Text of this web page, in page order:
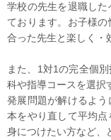
学校の先生を退職し
ております。お子様
合った先生と楽しく・
また、1対1の完全個
科や指導コースを選択
発展問題が解けるよ
本をやり直して平均
身につけたい方など、